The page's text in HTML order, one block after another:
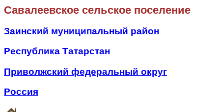
Савалеевское сельское поселение
Заинский муниципальный район
Республика Татарстан
Приволжский федеральный округ
Россия